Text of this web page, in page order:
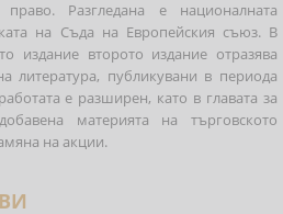
право. Разгледана е националната
на Съда на Европейския съюз. В
издание второто издание отразява
литература, публикувани в периода
е разширен, като в главата за
материята на търговското
на акции.